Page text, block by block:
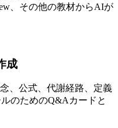
、その他の教材からAIが
成
、公式、代謝経路、定義
のためのQ&Aカードと